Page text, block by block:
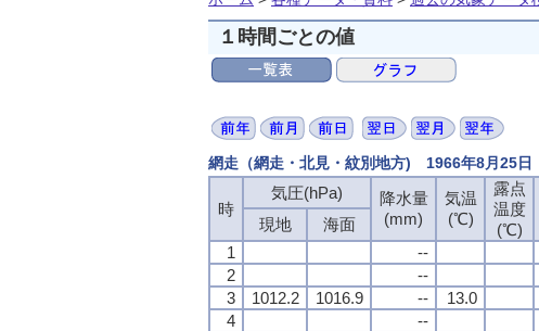
１時間ごとの値
網走（網走・北見・紋別地方) 1966年8月25日
時
気圧(hPa)
降水量
(mm)
気温
(℃)
露点
温度
(℃)
現地 海面
1
--
2
--
3
1012.2 1016.9 -- 13.0
4
--